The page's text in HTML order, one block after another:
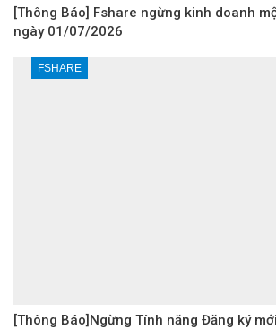
[Thông Báo] Fshare ngừng kinh doanh
ngày 01/07/2026
FSHARE
[Thông Báo]Ngừng Tính năng Đăng ký